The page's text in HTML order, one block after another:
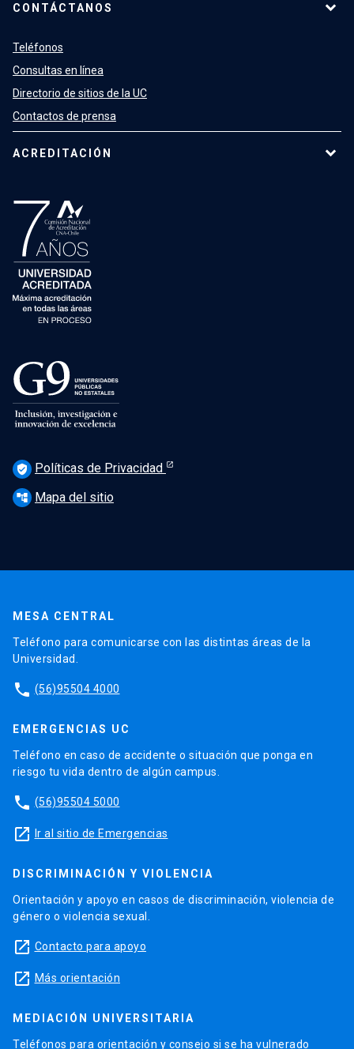
CONTÁCTANOS
Teléfonos
Consultas en línea
Directorio de sitios de la UC
Contactos de prensa
ACREDITACIÓN
verified_user Políticas de Privacidad
account_tree Mapa del sitio
MESA CENTRAL
Teléfono para comunicarse con las distintas áreas de la
Universidad.
phone (56)95504 4000
EMERGENCIAS UC
Teléfono en caso de accidente o situación que ponga en
riesgo tu vida dentro de algún campus.
phone (56)95504 5000
launch Ir al sitio de Emergencias
DISCRIMINACIÓN Y VIOLENCIA
Orientación y apoyo en casos de discriminación, violencia de
género o violencia sexual.
launch Contacto para apoyo
launch Más orientación
MEDIACIÓN UNIVERSITARIA
Teléfonos para orientación y consejo si se ha vulnerado